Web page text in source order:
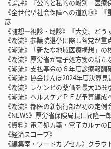
《論評》『公的と私的の峻別―医療
《全世代型社会保障への道筋⑱》
彦
《随想―視診・聴診》『大変、どう
《潮流》参議院選挙に際し各党が重
《潮流》「新たな地域医療構想」の
《潮流》厚労省が電子処方箋の新た
《潮流》支払基金の６年度診療報酬
《潮流》協会けんぽ2024年度決算
《潮流》レケンビの薬価を最大15％
《潮流》ヘルスケアＰＦが予算編成
《潮流》都医の新執行部が初の定例
《NEWS》厚労省保険局長に間隆
《資料》電子処方箋・電子カルテの
《経済スコープ》
《編集室・ワードカプセル》クラ